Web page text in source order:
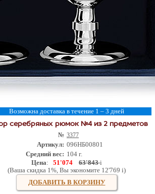
Возможна доставка в течение 1 – 3 дней
серебряных рюмок №4 из 2 предметов
№ 3377
Артикул: 096НБ00801
Средний вес: 104 г.
Цена: 51'074 63'843 i
(Ваша скидка 1%, Вы экономите 12'769 i)
ДОБАВИТЬ В КОРЗИНУ